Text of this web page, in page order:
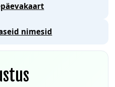
nimesid